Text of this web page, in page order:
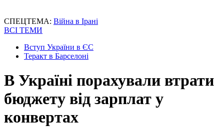
СПЕЦТЕМА: Війна в Ірані
ВСІ ТЕМИ
Вступ України в ЄС
Теракт в Барселоні
В Україні порахували втрати
бюджету від зарплат у
конвертах